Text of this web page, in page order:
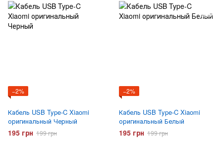
−2%
Кабель USB Type-C Xiaomi
оригинальный Черный
195 грн 199 грн
−2%
Кабель USB Type-C Xiaomi
оригинальный Белый
195 грн 199 грн